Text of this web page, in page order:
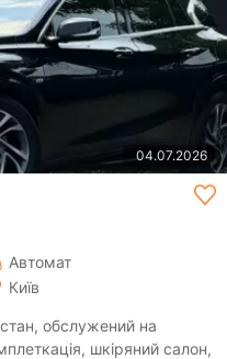
04.07.2026
Автомат
Київ
обслужений на
шкіряний салон,